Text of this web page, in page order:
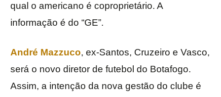
qual o americano é coproprietário. A
informação é do “GE”.
André Mazzuco, ex-Santos, Cruzeiro e Vasco,
será o novo diretor de futebol do Botafogo.
Assim, a intenção da nova gestão do clube é